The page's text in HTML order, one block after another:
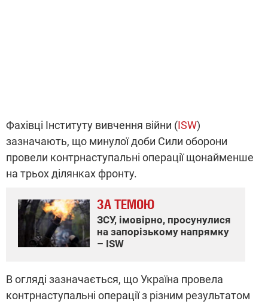
Фахівці Інституту вивчення війни (ISW)
зазначають, що минулої доби Сили оборони
провели контрнаступальні операції щонайменше
на трьох ділянках фронту.
ЗА ТЕМОЮ
ЗСУ, імовірно, просунулися
на запорізькому напрямку
– ISW
В огляді зазначається, що Україна провела
контрнаступальні операції з різним результатом